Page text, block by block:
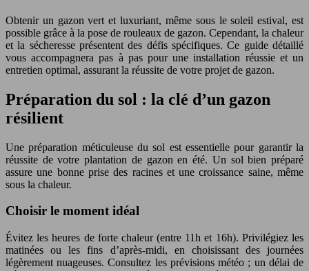
Obtenir un gazon vert et luxuriant, même sous le soleil estival, est
possible grâce à la pose de rouleaux de gazon. Cependant, la chaleur
et la sécheresse présentent des défis spécifiques. Ce guide détaillé
vous accompagnera pas à pas pour une installation réussie et un
entretien optimal, assurant la réussite de votre projet de gazon.
Préparation du sol : la clé d’un gazon
résilient
Une préparation méticuleuse du sol est essentielle pour garantir la
réussite de votre plantation de gazon en été. Un sol bien préparé
assure une bonne prise des racines et une croissance saine, même
sous la chaleur.
Choisir le moment idéal
Évitez les heures de forte chaleur (entre 11h et 16h). Privilégiez les
matinées ou les fins d’après-midi, en choisissant des journées
légèrement nuageuses. Consultez les prévisions météo ; un délai de